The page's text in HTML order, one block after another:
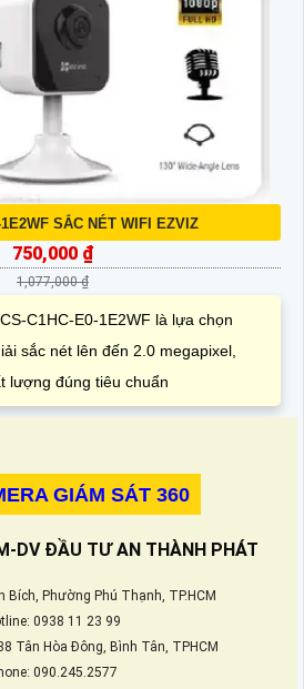
SẮC NÉT WIFI EZVIZ
750,000 ₫
1,077,000 ₫
C1HC-E0-1E2WF là lựa chọn
sắc nét lên đến 2.0 megapixel,
lượng đúng tiêu chuẩn
GIÁM SÁT 360
DV ĐẦU TƯ AN THÀNH PHÁT
Bích, Phường Phú Thạnh, TP.HCM
0938 11 23 99
Tân Hòa Đông, Bình Tân, TPHCM
090.245.2577